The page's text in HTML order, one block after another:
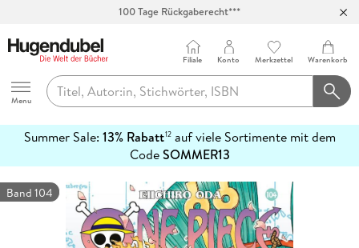
100 Tage Rückgaberecht***
Hugendubel
Menu
Filiale Konto Merkzettel Warenkorb
Summer Sale: 13% Rabatt12auf viele Sortimente mit dem
CodeSOMMER13
erfahren
Band 104